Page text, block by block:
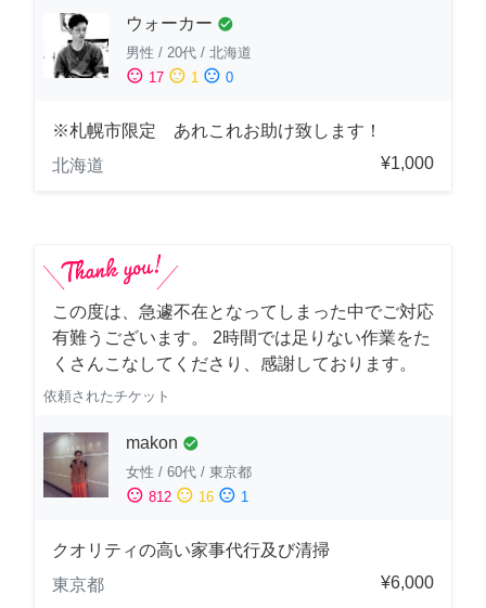
ウォーカー check_circle
男性 / 20代 / 北海道
sentiment_satisfied 17 sentiment_neutral 1 sentiment_dissatisfied 0
※札幌市限定 あれこれお助け致します！
北海道
¥1,000
この度は、急遽不在となってしまった中でご対応
有難うございます。 2時間では足りない作業をた
くさんこなしてくださり、感謝しております。
依頼されたチケット
makon check_circle
女性 / 60代 / 東京都
sentiment_satisfied 812 sentiment_neutral 16 sentiment_dissatisfied 1
クオリティの高い家事代行及び清掃
東京都
¥6,000